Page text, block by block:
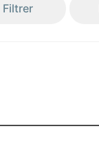
Filtrer